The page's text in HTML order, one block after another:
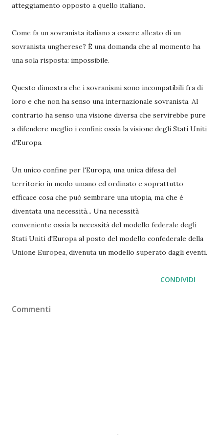
atteggiamento opposto a quello italiano.
Come fa un sovranista italiano a essere alleato di un
sovranista ungherese? È una domanda che al momento ha
una sola risposta: impossibile.
Questo dimostra che i sovranismi sono incompatibili fra di
loro e che non ha senso una internazionale sovranista. Al
contrario ha senso una visione diversa che servirebbe pure
a difendere meglio i confini: ossia la visione degli Stati Uniti
d'Europa.
Un unico confine per l'Europa, una unica difesa del
territorio in modo umano ed ordinato e soprattutto
efficace cosa che può sembrare una utopia, ma che è
diventata una necessità... Una necessità
conveniente ossia la necessità del modello federale degli
Stati Uniti d'Europa al posto del modello confederale della
Unione Europea, divenuta un modello superato dagli eventi.
CONDIVIDI
Commenti